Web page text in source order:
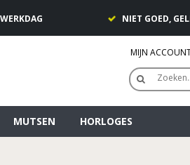
NIET GOED,
MIJN
MUTSEN HORLOGES